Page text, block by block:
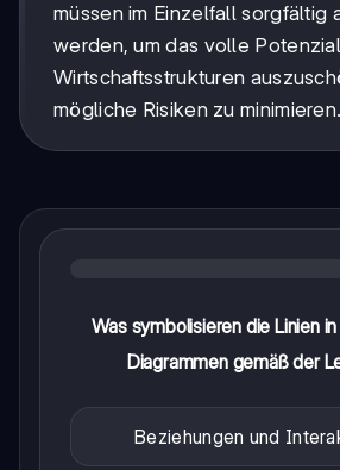
müssen im Einzelfall sorgfältig
werden, um das volle
Wirtschaftsstrukturen
mögliche Risiken zu minimieren.
Was symbolisieren die Linien
Diagrammen gemäß der
Beziehungen und